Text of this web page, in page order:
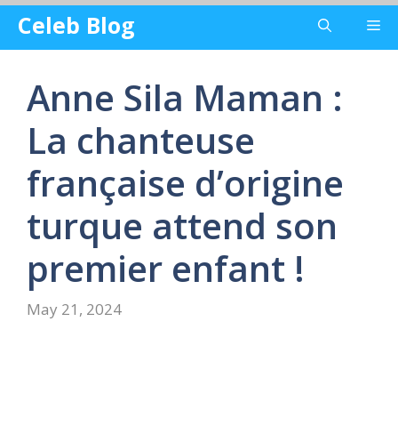
Skip
content
Celeb Blog
Anne Sila Maman :
La chanteuse
française d’origine
turque attend son
premier enfant !
May 21, 2024